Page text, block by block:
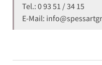
Tel.: 0 93 51 / 34 15
E-Mail: